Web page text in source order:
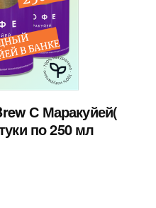
С Маракуйей(
по 250 мл